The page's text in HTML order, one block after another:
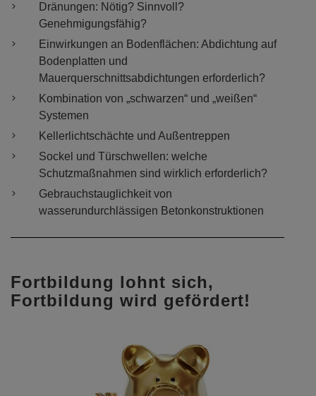
Dränungen: Nötig? Sinnvoll?
Genehmigungsfähig?
Einwirkungen an Bodenflächen: Abdichtung auf
Bodenplatten und
Mauerquerschnittsabdichtungen erforderlich?
Kombination von „schwarzen“ und „weißen“
Systemen
Kellerlichtschächte und Außentreppen
Sockel und Türschwellen: welche
Schutzmaßnahmen sind wirklich erforderlich?
Gebrauchstauglichkeit von
wasserundurchlässigen Betonkonstruktionen
Fortbildung lohnt sich,
Fortbildung wird gefördert!